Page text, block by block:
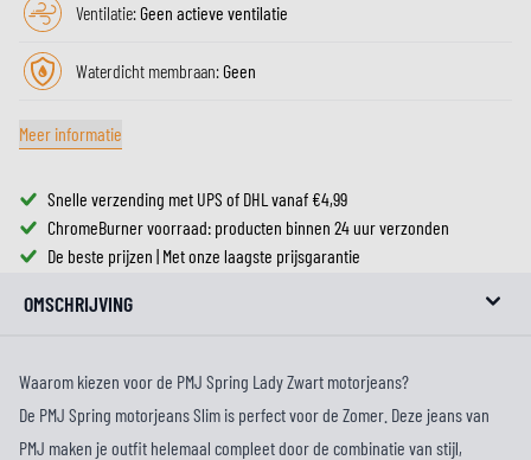
Ventilatie:Geen actieve ventilatie
Waterdicht membraan:Geen
Meer informatie
Snelle verzending met UPS of DHL vanaf €4,99
ChromeBurner voorraad: producten binnen 24 uur verzonden
De beste prijzen | Met onze laagste prijsgarantie
OMSCHRIJVING
Waarom kiezen voor de PMJ Spring Lady Zwart motorjeans?
De PMJ Spring motorjeans Slim is perfect voor de Zomer. Deze jeans van
PMJ maken je outfit helemaal compleet door de combinatie van stijl,